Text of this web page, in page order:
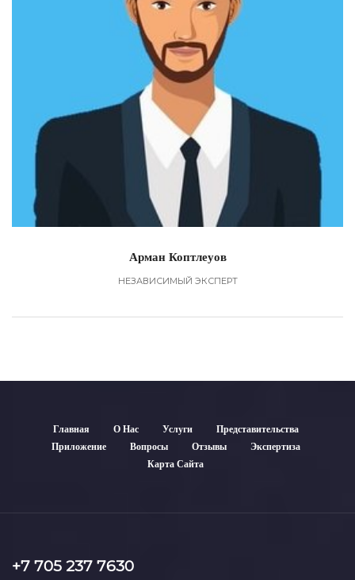
Арман Коптлеуов
НЕЗАВИСИМЫЙ ЭКСПЕРТ
Главная О Нас Услуги
Представительства
Приложение
Вопросы Отзывы
Экспертиза
Карта Сайта
+7 705 237 7630